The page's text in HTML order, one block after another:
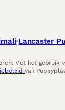
Lancaster
Met het gebruik
van